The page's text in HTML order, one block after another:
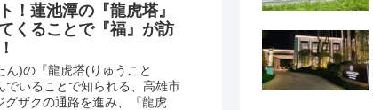
！蓮池潭の『龍虎塔』
くることで『福』が訪
)の『龍虎塔(りゅうこと
でいることで知られる、高雄市
グザクの通路を進み、『龍虎